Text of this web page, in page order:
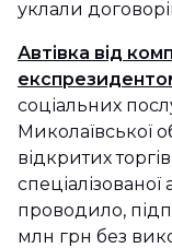
уклали
Автівка від
соціальних
Миколаївської
відкритих
проводило,
млн грн без